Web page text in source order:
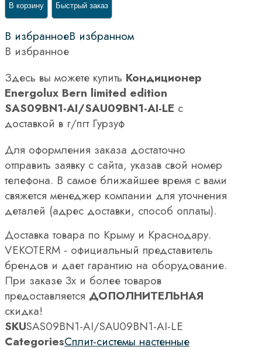
В корзину Быстрый заказ
В избранноеВ избранном
В избранное
Здесь вы можете купить Кондиционер
Energolux Bern limited edition
SAS09BN1-AI/SAU09BN1-AI-LE с
доставкой в г/пгт Гурзуф
Для оформления заказа достаточно
отправить заявку с сайта, указав свой номер
телефона. В самое ближайшее время с вами
свяжется менеджер компании для уточнения
деталей (адрес доставки, способ оплаты).
Доставка товара по Крыму и Краснодару.
VEKOTERM - официальный представитель
брендов и дает гарантию на оборудование.
При заказе 3х и более товаров
предоставляется ДОПОЛНИТЕЛЬНАЯ
скидка!
SKUSAS09BN1-AI/SAU09BN1-AI-LE
CategoriesСплит-системы настенные